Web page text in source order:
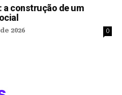
a construção de um
2026 0